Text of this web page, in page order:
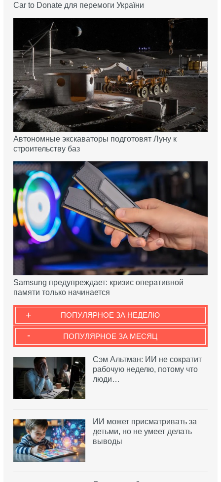
Car to Donate для перемоги України
Автономные экскаваторы подготовят Луну к
строительству баз
Samsung предупреждает: кризис оперативной
памяти только начинается
ПОПУЛЯРНОЕ ЗА НЕДЕЛЮ
+
ПОПУЛЯРНОЕ ЗА МЕСЯЦ
-
Сэм Альтман: ИИ не сократит
рабочую неделю, потому что
люди…
ИИ может присматривать за
детьми, но не умеет делать
выводы